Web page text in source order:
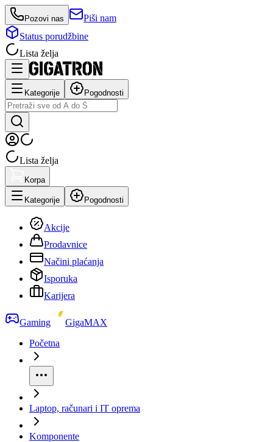
Pozovi nas
Piši nam
Status porudžbine
Lista želja
Kategorije Pogodnosti
Lista želja
Korpa
Kategorije Pogodnosti
Akcije
Prodavnice
Načini plaćanja
Isporuka
Karijera
Gaming
GigaMAX
Početna
Laptop, računari i IT oprema
Komponente